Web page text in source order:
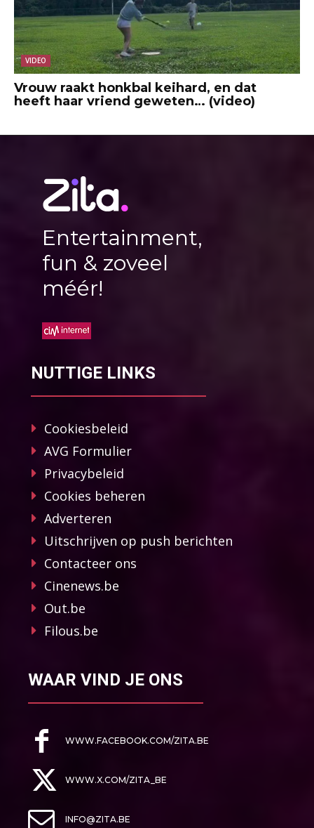
VIDEO
Vrouw raakt honkbal keihard, en dat
heeft haar vriend geweten… (video)
Entertainment,
fun & zoveel
méér!
NUTTIGE LINKS
Cookiesbeleid
AVG Formulier
Privacybeleid
Cookies beheren
Adverteren
Uitschrijven op push berichten
Contacteer ons
Cinenews.be
Out.be
Filous.be
WAAR VIND JE ONS
WWW.FACEBOOK.COM/ZITA.BE
WWW.X.COM/ZITA_BE
INFO@ZITA.BE